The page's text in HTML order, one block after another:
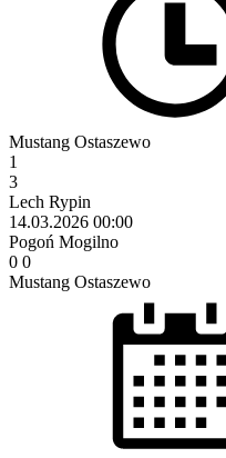
Mustang Ostaszewo
1
3
Lech Rypin
14.03.2026 00:00
Pogoń Mogilno
0 0
Mustang Ostaszewo